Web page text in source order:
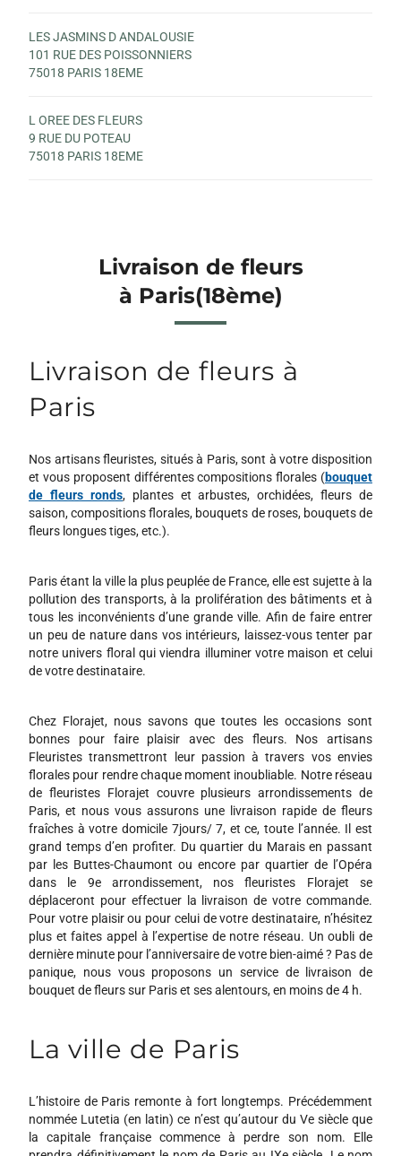
LES JASMINS D ANDALOUSIE
101 RUE DES POISSONNIERS
75018 PARIS 18EME
L OREE DES FLEURS
9 RUE DU POTEAU
75018 PARIS 18EME
Livraison de fleurs
à Paris(18ème)
Livraison de fleurs à
Paris
Nos artisans fleuristes, situés à Paris, sont à votre disposition
et vous proposent différentes compositions florales (bouquet
de fleurs ronds, plantes et arbustes, orchidées, fleurs de
saison, compositions florales, bouquets de roses, bouquets de
fleurs longues tiges, etc.).
Paris étant la ville la plus peuplée de France, elle est sujette à la
pollution des transports, à la prolifération des bâtiments et à
tous les inconvénients d’une grande ville. Afin de faire entrer
un peu de nature dans vos intérieurs, laissez-vous tenter par
notre univers floral qui viendra illuminer votre maison et celui
de votre destinataire.
Chez Florajet, nous savons que toutes les occasions sont
bonnes pour faire plaisir avec des fleurs. Nos artisans
Fleuristes transmettront leur passion à travers vos envies
florales pour rendre chaque moment inoubliable. Notre réseau
de fleuristes Florajet couvre plusieurs arrondissements de
Paris, et nous vous assurons une livraison rapide de fleurs
fraîches à votre domicile 7jours/ 7, et ce, toute l’année. Il est
grand temps d’en profiter. Du quartier du Marais en passant
par les Buttes-Chaumont ou encore par quartier de l’Opéra
dans le 9e arrondissement, nos fleuristes Florajet se
déplaceront pour effectuer la livraison de votre commande.
Pour votre plaisir ou pour celui de votre destinataire, n’hésitez
plus et faites appel à l’expertise de notre réseau. Un oubli de
dernière minute pour l’anniversaire de votre bien-aimé ? Pas de
panique, nous vous proposons un service de livraison de
bouquet de fleurs sur Paris et ses alentours, en moins de 4 h.
La ville de Paris
L’histoire de Paris remonte à fort longtemps. Précédemment
nommée Lutetia (en latin) ce n’est qu’autour du Ve siècle que
la capitale française commence à perdre son nom. Elle